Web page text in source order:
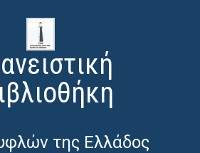
της Ελλάδος